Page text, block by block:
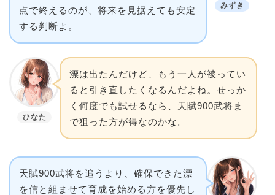
みずき
点で終えるのが、将来を見据えても安定
する判断よ。
ひなた
漂は出たんだけど、もう一人が被ってい
ると引き直したくなるんだよね。せっか
く何度でも試せるなら、天賦900武将ま
で狙った方が得なのかな。
天賦900武将を追うより、確保できた漂
を信と組ませて育成を始める方を優先し